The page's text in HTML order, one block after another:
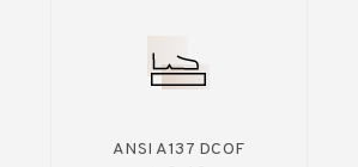
ANSI A137 DCOF